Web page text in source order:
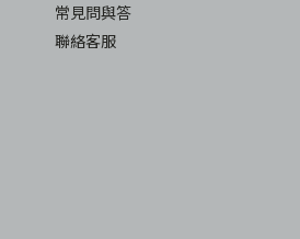
常見問與答
聯絡客服